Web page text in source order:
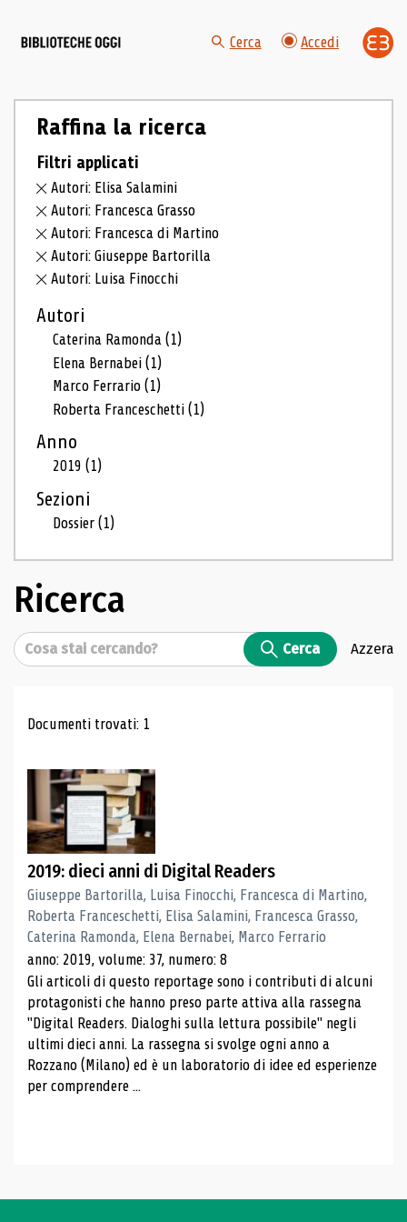
Cerca Accedi
Raffina la ricerca
Filtri applicati
Autori: Elisa Salamini
Autori: Francesca Grasso
Autori: Francesca di Martino
Autori: Giuseppe Bartorilla
Autori: Luisa Finocchi
Autori
Caterina Ramonda(1)
Elena Bernabei(1)
Marco Ferrario(1)
Roberta Franceschetti(1)
Anno
2019(1)
Sezioni
Dossier(1)
Ricerca
Cerca Cerca Azzera
Risultati di ricerca
Documenti trovati: 1
2019: dieci anni di Digital Readers
Giuseppe Bartorilla, Luisa Finocchi, Francesca di Martino,
Roberta Franceschetti, Elisa Salamini, Francesca Grasso,
Caterina Ramonda, Elena Bernabei, Marco Ferrario
anno: 2019, volume: 37, numero: 8
Gli articoli di questo reportage sono i contributi di alcuni
protagonisti che hanno preso parte attiva alla rassegna
"Digital Readers. Dialoghi sulla lettura possibile" negli
ultimi dieci anni. La rassegna si svolge ogni anno a
Rozzano (Milano) ed è un laboratorio di idee ed esperienze
per comprendere ...